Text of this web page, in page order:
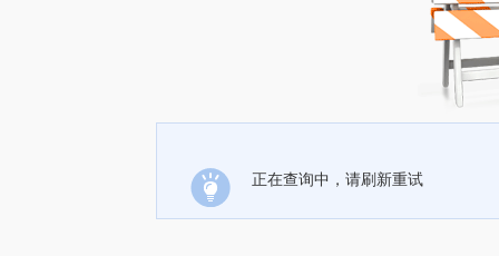
正在查询中，请刷新重试